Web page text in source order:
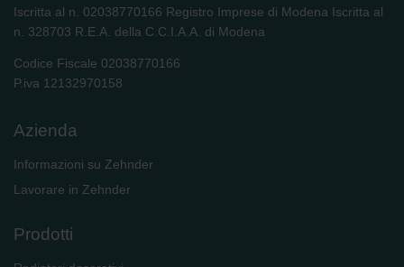
Iscritta al n. 02038770166 Registro Imprese di Modena Iscritta al
n. 328703 R.E.A. della C.C.I.A.A. di Modena
Codice Fiscale 02038770166
P.iva 12132970158
Azienda
Informazioni su Zehnder
Lavorare in Zehnder
Prodotti